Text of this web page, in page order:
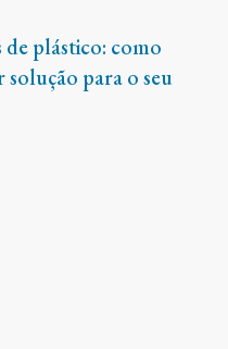
de plástico: como
para o seu